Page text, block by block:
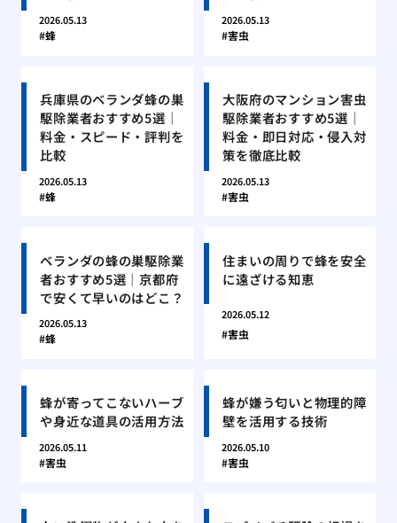
2026.05.13
蜂
2026.05.13
害虫
兵庫県のベランダ蜂の巣
駆除業者おすすめ5選｜
料金・スピード・評判を
比較
2026.05.13
蜂
大阪府のマンション害虫
駆除業者おすすめ5選｜
料金・即日対応・侵入対
策を徹底比較
2026.05.13
害虫
ベランダの蜂の巣駆除業
者おすすめ5選｜京都府
で安くて早いのはどこ？
2026.05.13
蜂
住まいの周りで蜂を安全
に遠ざける知恵
2026.05.12
害虫
蜂が寄ってこないハーブ
や身近な道具の活用方法
2026.05.11
害虫
蜂が嫌う匂いと物理的障
壁を活用する技術
2026.05.10
害虫